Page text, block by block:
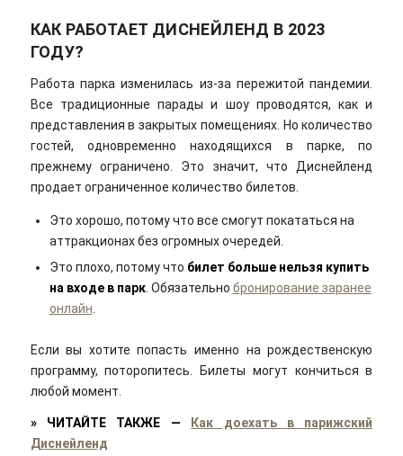
КАК РАБОТАЕТ ДИСНЕЙЛЕНД В 2023
ГОДУ?
Работа парка изменилась из-за пережитой пандемии.
Все традиционные парады и шоу проводятся, как и
представления в закрытых помещениях. Но количество
гостей, одновременно находящихся в парке, по
прежнему ограничено. Это значит, что Диснейленд
продает ограниченное количество билетов.
Это хорошо, потому что все смогут покататься на
аттракционах без огромных очередей.
Это плохо, потому что билет больше нельзя купить
на входе в парк. Обязательно бронирование заранее
онлайн.
Если вы хотите попасть именно на рождественскую
программу, поторопитесь. Билеты могут кончиться в
любой момент.
» ЧИТАЙТЕ ТАКЖЕ —
Как доехать в парижский
Диснейленд